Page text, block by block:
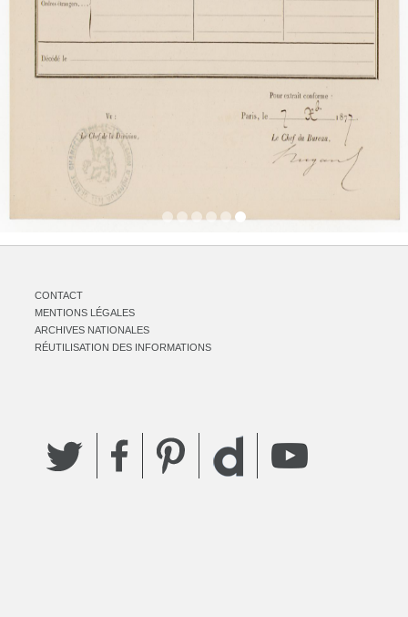
CONTACT
MENTIONS LÉGALES
ARCHIVES NATIONALES
RÉUTILISATION DES INFORMATIONS